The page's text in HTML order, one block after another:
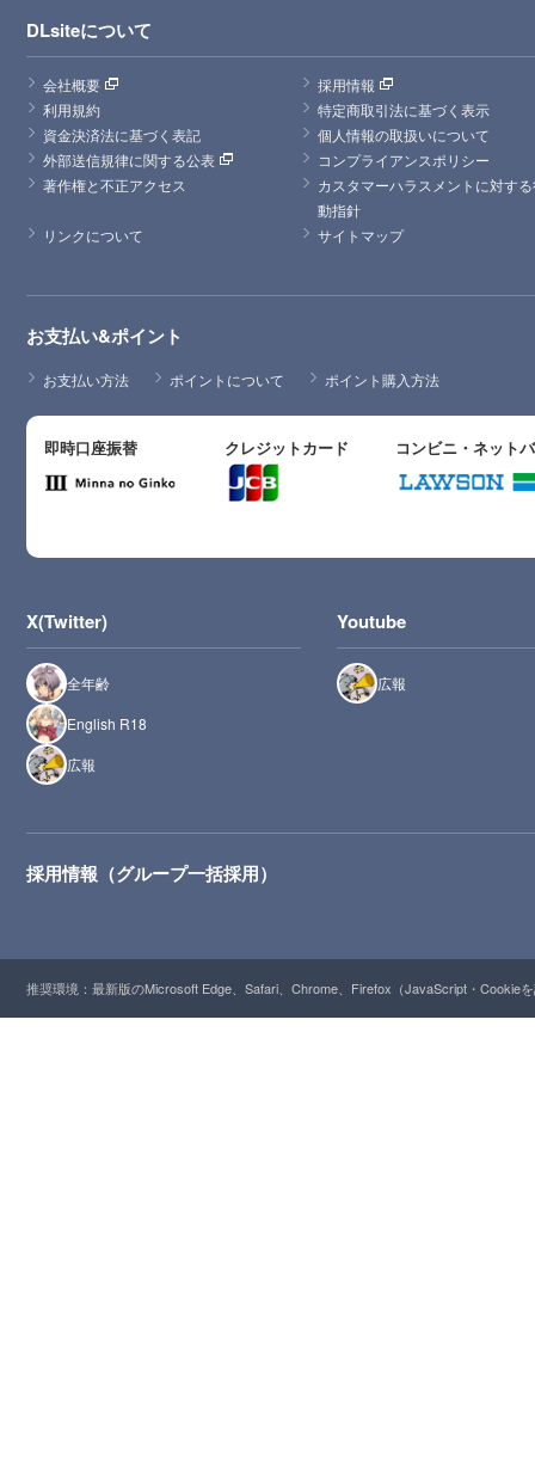
DLsiteについて
会社概要
採用情報
利用規約
特定商取引法に基づく表示
資金決済法に基づく表記
個人情報の取扱いについて
外部送信規律に関する公表
コンプライアンスポリシー
著作権と不正アクセス
カスタマーハラスメントに対す
動指針
リンクについて
サイトマップ
お支払い&ポイント
お支払い方法 ポイントについて ポイント購入方法
即時口座振替 クレジットカード コンビニ・ネット
X(Twitter)
全年齢
English R18
広報
Youtube
広報
採用情報（グループ一括採用）
推奨環境：最新版のMicrosoft Edge、Safari、Chrome、Firefox（JavaScript・Cookie